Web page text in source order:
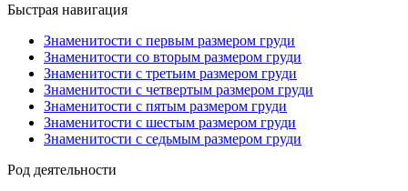
Быстрая навигация
Знаменитости с первым размером груди
Знаменитости со вторым размером груди
Знаменитости с третьим размером груди
Знаменитости с четвертым размером груди
Знаменитости с пятым размером груди
Знаменитости с шестым размером груди
Знаменитости с седьмым размером груди
Род деятельности